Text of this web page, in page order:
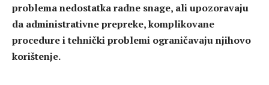
problema nedostatka radne snage, ali upozoravaju
da administrativne prepreke, komplikovane
procedure i tehnički problemi ograničavaju njihovo
korištenje.